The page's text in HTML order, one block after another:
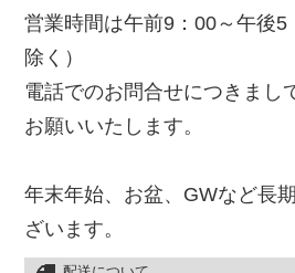
営業時間は午前9：00～午後5
除く）
電話でのお問合せにつきまし
お願いいたします。
年末年始、お盆、GWなど長
ざいます。